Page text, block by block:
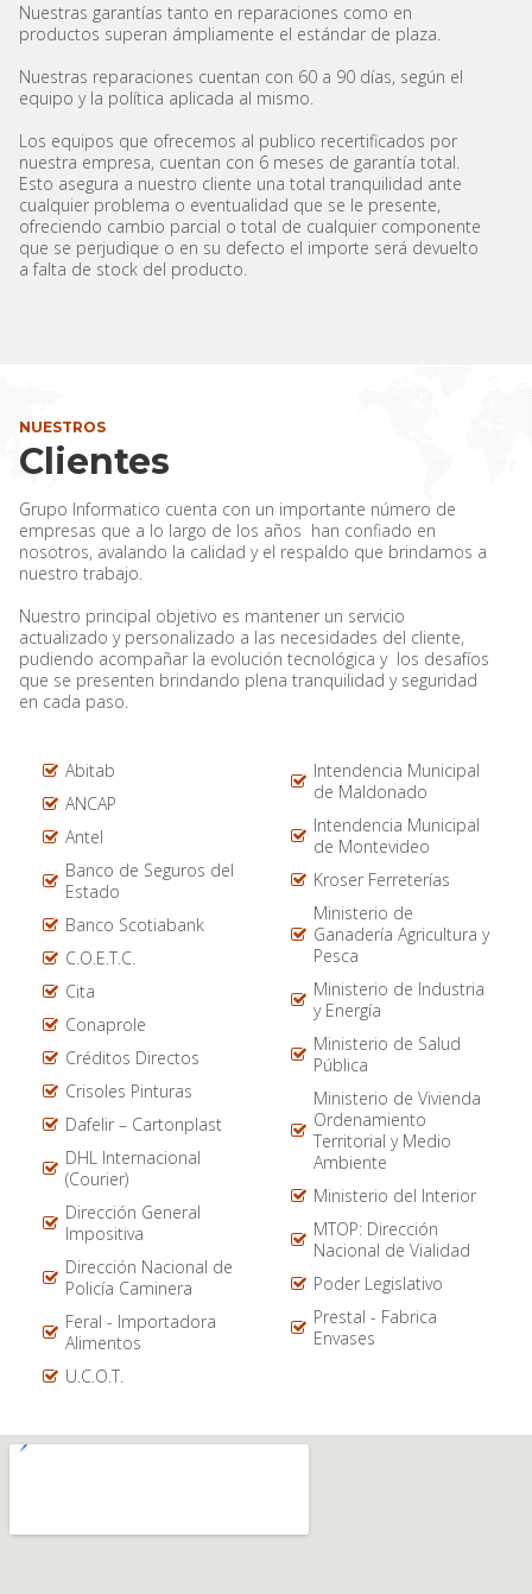
Nuestras garantías tanto en reparaciones como en
productos superan ámpliamente el estándar de plaza.
Nuestras reparaciones cuentan con 60 a 90 días, según el
equipo y la política aplicada al mismo.
Los equipos que ofrecemos al publico recertificados por
nuestra empresa, cuentan con 6 meses de garantía total.
Esto asegura a nuestro cliente una total tranquilidad ante
cualquier problema o eventualidad que se le presente,
ofreciendo cambio parcial o total de cualquier componente
que se perjudique o en su defecto el importe será devuelto
a falta de stock del producto.
NUESTROS
Clientes
Grupo Informatico cuenta con un importante número de
empresas que a lo largo de los años han confiado en
nosotros, avalando la calidad y el respaldo que brindamos a
nuestro trabajo.
Nuestro principal objetivo es mantener un servicio
actualizado y personalizado a las necesidades del cliente,
pudiendo acompañar la evolución tecnológica y los desafíos
que se presenten brindando plena tranquilidad y seguridad
en cada paso.
Abitab
ANCAP
Antel
Banco de Seguros del
Estado
Banco Scotiabank
C.O.E.T.C.
Cita
Conaprole
Créditos Directos
Crisoles Pinturas
Dafelir – Cartonplast
DHL Internacional
(Courier)
Dirección General
Impositiva
Dirección Nacional de
Policía Caminera
Feral - Importadora
Alimentos
U.C.O.T.
Intendencia Municipal
de Maldonado
Intendencia Municipal
de Montevideo
Kroser Ferreterías
Ministerio de
Ganadería Agricultura y
Pesca
Ministerio de Industria
y Energía
Ministerio de Salud
Pública
Ministerio de Vivienda
Ordenamiento
Territorial y Medio
Ambiente
Ministerio del Interior
MTOP: Dirección
Nacional de Vialidad
Poder Legislativo
Prestal - Fabrica
Envases